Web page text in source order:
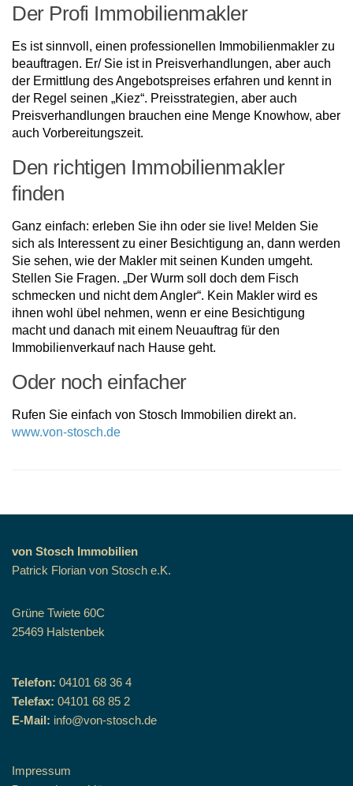
Der Profi Immobilienmakler
Es ist sinnvoll, einen professionellen Immobilienmakler zu
beauftragen. Er/ Sie ist in Preisverhandlungen, aber auch
der Ermittlung des Angebotspreises erfahren und kennt in
der Regel seinen „Kiez“. Preisstrategien, aber auch
Preisverhandlungen brauchen eine Menge Knowhow, aber
auch Vorbereitungszeit.
Den richtigen Immobilienmakler
finden
Ganz einfach: erleben Sie ihn oder sie live! Melden Sie
sich als Interessent zu einer Besichtigung an, dann werden
Sie sehen, wie der Makler mit seinen Kunden umgeht.
Stellen Sie Fragen. „Der Wurm soll doch dem Fisch
schmecken und nicht dem Angler“. Kein Makler wird es
ihnen wohl übel nehmen, wenn er eine Besichtigung
macht und danach mit einem Neuauftrag für den
Immobilienverkauf nach Hause geht.
Oder noch einfacher
Rufen Sie einfach von Stosch Immobilien direkt an.
www.von-stosch.de
von Stosch Immobilien
Patrick Florian von Stosch e.K.
Grüne Twiete 60C
25469 Halstenbek
Telefon: 04101 68 36 4
Telefax: 04101 68 85 2
E-Mail: info@von-stosch.de
Impressum